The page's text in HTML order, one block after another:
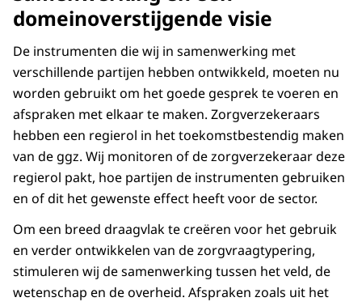
domeinoverstijgende visie
De instrumenten die wij in samenwerking met
verschillende partijen hebben ontwikkeld, moeten nu
worden gebruikt om het goede gesprek te voeren en
afspraken met elkaar te maken. Zorgverzekeraars
hebben een regierol in het toekomstbestendig maken
van de ggz. Wij monitoren of de zorgverzekeraar deze
regierol pakt, hoe partijen de instrumenten gebruiken
en of dit het gewenste effect heeft voor de sector.
Om een breed draagvlak te creëren voor het gebruik
en verder ontwikkelen van de zorgvraagtypering,
stimuleren wij de samenwerking tussen het veld, de
wetenschap en de overheid. Afspraken zoals uit het